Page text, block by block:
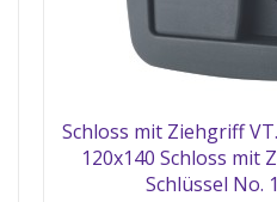
Schloss mit Ziehgriff
120x140 Schloss mit
Schlüssel No.